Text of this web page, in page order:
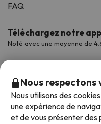
FAQ
Téléchargez notre
Noté avec une moyenne de
Nous
Nous utilisons des
une expérience de
et de vous présenter des